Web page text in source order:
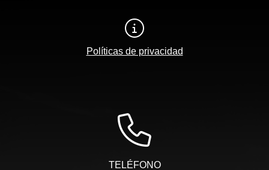
Políticas de privacidad
TELÉFONO